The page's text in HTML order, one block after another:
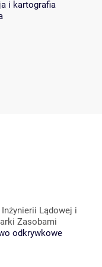
i kartografia
Inżynierii Lądowej i
Zasobami
odkrywkowe